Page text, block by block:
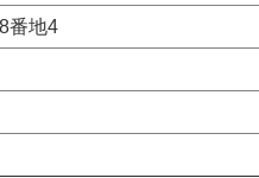
番地4